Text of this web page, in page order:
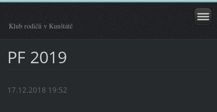
Klub rodičů v Kunštátě
PF 2019
17.12.2018 19:52